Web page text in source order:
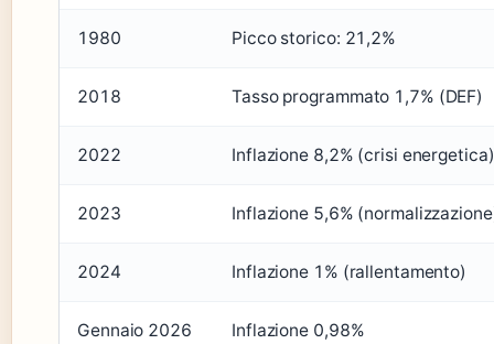
1980 Picco storico: 21,2%
2018 Tasso programmato 1,7% (DEF)
2022 Inflazione 8,2% (crisi energetica)
2023 Inflazione 5,6%
2024 Inflazione 1% (rallentamento)
Gennaio 2026 Inflazione 0,98%